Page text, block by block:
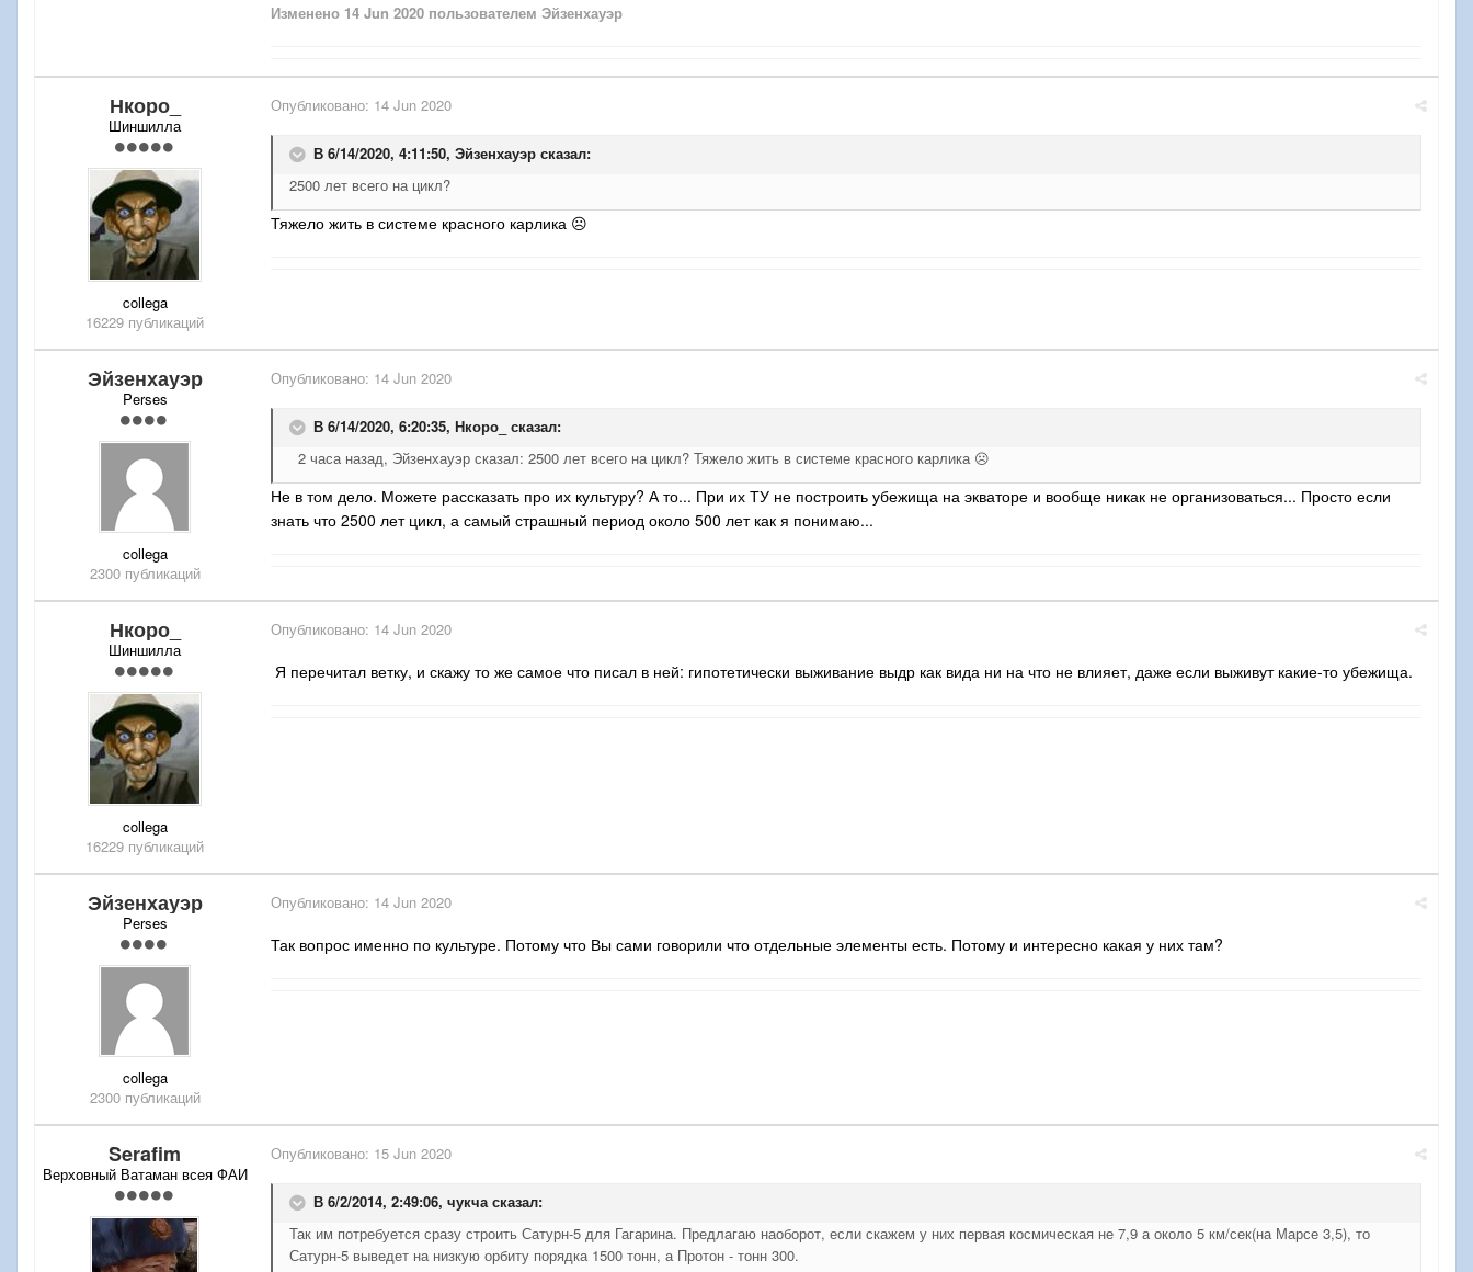
Изменено 14 Jun 2020 пользователем Эйзенхауэр
Нкоро_
Шиншилла
collega
16229 публикаций
Опубликовано: 14 Jun 2020
В 6/14/2020, 4:11:50, Эйзенхауэр сказал:
2500 лет всего на цикл?
Тяжело жить в системе красного карлика ☹️
Эйзенхауэр
Perses
collega
2300 публикаций
Опубликовано: 14 Jun 2020
В 6/14/2020, 6:20:35, Нкоро_ сказал:
2 часа назад, Эйзенхауэр сказал: 2500 лет всего на цикл? Тяжело жить в системе красного карлика ☹️
Не в том дело. Можете рассказать про их культуру? А то... При их ТУ не построить убежища на экваторе и вообще никак не организоваться... Просто если
знать что 2500 лет цикл, а самый страшный период около 500 лет как я понимаю...
Нкоро_
Шиншилла
collega
16229 публикаций
Опубликовано: 14 Jun 2020
Я перечитал ветку, и скажу то же самое что писал в ней: гипотетически выживание выдр как вида ни на что не влияет, даже если выживут какие-то убежища.
Эйзенхауэр
Perses
collega
2300 публикаций
Опубликовано: 14 Jun 2020
Так вопрос именно по культуре. Потому что Вы сами говорили что отдельные элементы есть. Потому и интересно какая у них там?
Serafim
Верховный Ватаман всея ФАИ
Опубликовано: 15 Jun 2020
В 6/2/2014, 2:49:06, чукча сказал:
Так им потребуется сразу строить Сатурн-5 для Гагарина. Предлагаю наоборот, если скажем у них первая космическая не 7,9 а около 5 км/сек(на Марсе 3,5), то
Сатурн-5 выведет на низкую орбиту порядка 1500 тонн, а Протон - тонн 300.